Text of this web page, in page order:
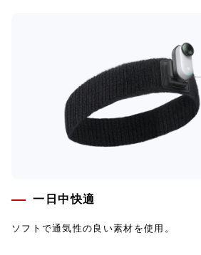
一日中快適
ソフトで通気性の良い素材を使用。